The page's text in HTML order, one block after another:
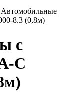
Автомобильные
8.3 (0,8м)
с
С